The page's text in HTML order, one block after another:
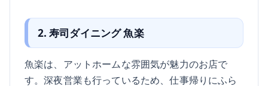
2. 寿司ダイニング 魚楽
魚楽は、アットホームな雰囲気が魅力のお店で
す。深夜営業も行っているため、仕事帰りにふら